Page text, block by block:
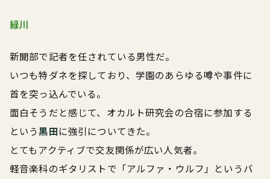
緑川
新聞部で記者を任されている男性だ。
いつも特ダネを探しており、学園のあらゆる噂や事件に
首を突っ込んでいる。
面白そうだと感じて、オカルト研究会の合宿に参加する
という黒田に強引についてきた。
とてもアクティブで交友関係が広い人気者。
軽音楽科のギタリストで「アルファ・ウルフ」というバ